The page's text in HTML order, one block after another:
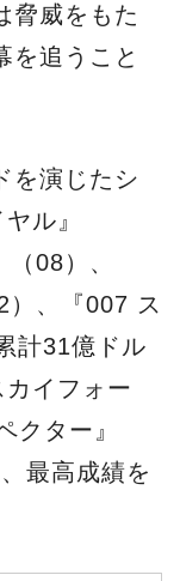
脅威をもた
を追うこと
を演じたシ
ル』
08）、
）、『007 ス
計31億ドル
イフォー
クター』
最高成績を